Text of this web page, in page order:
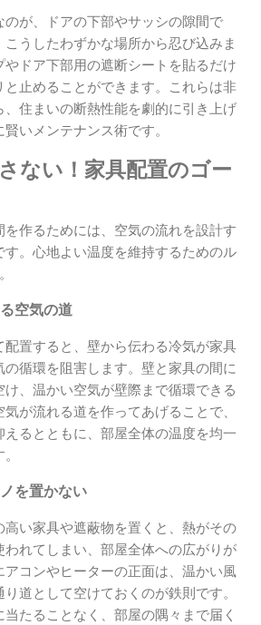
が、ドアの下部やサッシの隙間で
うしたわずかな場所から忍び込みま
ドア下部用の遮断シートを貼るだけ
と止めることができます。これらは非
住まいの断熱性能を劇的に引き上げ
いメンテナンス術です。
ない！家具配置のゴー
作るためには、空気の流れを設計す
す。心地よい温度を維持するためのル
空気の道
置すると、壁から伝わる冷気が家具
循環を阻害します。壁と家具の間に
、温かい空気が壁際まで循環できる
が流れる道を作ってあげることで、
るとともに、部屋全体の温度を均一
を置かない
い家具や遮蔽物を置くと、熱がその
れてしまい、部屋全体への広がりが
アコンやヒーターの正面は、温かい風
道として空けておくのが鉄則です。
たることなく、部屋の隅々まで届く